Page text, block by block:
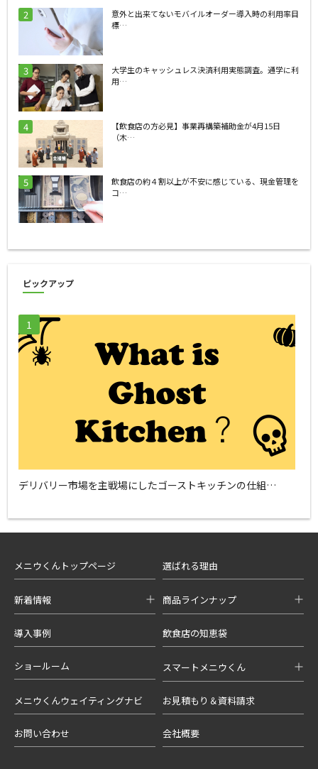
意外と出来てないモバイルオーダー導入時の利用率目
標…
大学生のキャッシュレス決済利用実態調査。通学に利
用…
【飲食店の方必見】事業再構築補助金が4月15日
（木…
飲食店の約４割以上が不安に感じている、現金管理を
コ…
ピックアップ
デリバリー市場を主戦場にしたゴーストキッチンの仕組…
メニウくんトップページ 選ばれる理由
新着情報 商品ラインナップ
導入事例 飲食店の知恵袋
ショールーム スマートメニウくん
メニウくんウェイティングナビ お見積もり＆資料請求
お問い合わせ 会社概要